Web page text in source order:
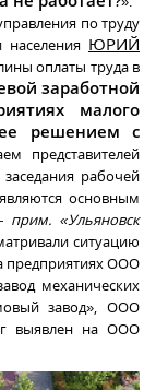
по труду
населения ЮРИЙ
оплаты труда в
заработной
малого
решением с
представителей
рабочей
основным
прим. «Ульяновск
ситуацию
предприятиях ООО
механических
завод», ООО
выявлен на ООО